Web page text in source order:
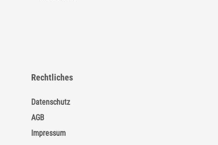
Rechtliches
Datenschutz
AGB
Impressum